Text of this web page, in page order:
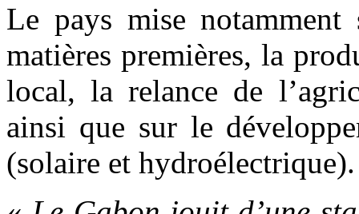
Le pays mise
matières premières, la
local, la relance de
ainsi que sur le
(solaire et hydroélectrique).